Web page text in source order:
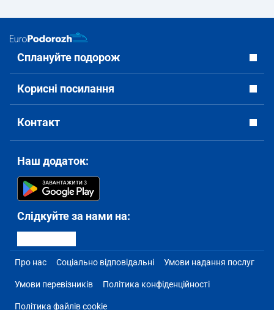
Сплануйте подорож
Корисні посилання
Контакт
Наш додаток:
Слідкуйте за нами на:
Про нас Соціально відповідальні Умови надання послуг
Умови перевізників Політика конфіденційності
Політика файлів cookie